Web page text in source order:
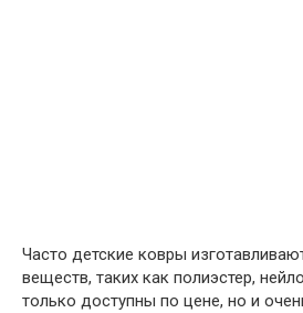
Часто детские ковры
веществ, таких как полиэстер,
только доступны по цене, но и